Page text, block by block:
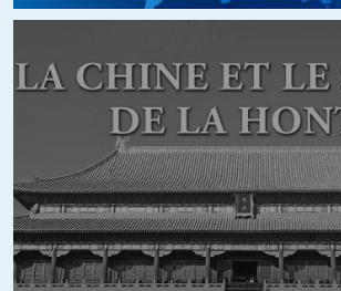
une première frappe est de l’ordre du possible et
Peut-être les Chinois vont-il encore augmenter
mais il faudra beaucoup de temps et d’argent
quantités (imbéciles) stockées par les USA et la
détruire une dizaine de fois le globe. Comme le
ce utile s’ils ne sont pas menacés plus encore ?
+5 ALERTER
Jean//17.08.2021 à 08h54